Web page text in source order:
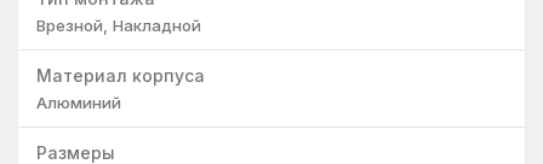
Врезной Накладной
Материал корпуса
Алюминий
Размеры